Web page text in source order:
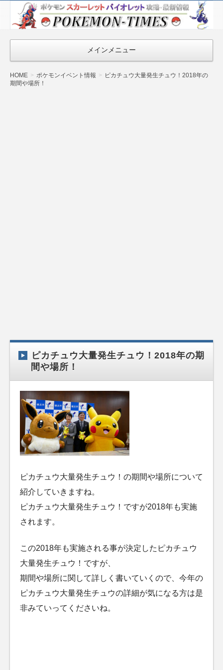
ポケモン最新
情報まとめ
『POKEMON-
TIMES』
メインメニュー
HOME ポケモンイベント情報
ピカチュウ大量発生チュウ！2018年の
期間や場所！
ピカチュウ大量発生チュウ！2018年の期
間や場所！
ピカチュウ大量発生チュウ！の期間や場所について
紹介していきますね。
ピカチュウ大量発生チュウ！ですが2018年も実施
されます。
この2018年も実施される事が決定したピカチュウ
大量発生チュウ！ですが、
期間や場所に関して詳しく書いていくので、今年の
ピカチュウ大量発生チュウの詳細が気になる方は是
非みていってくださいね。